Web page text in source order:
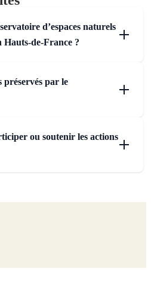
d’espaces naturels
?
préservés par le
ou soutenir les actions